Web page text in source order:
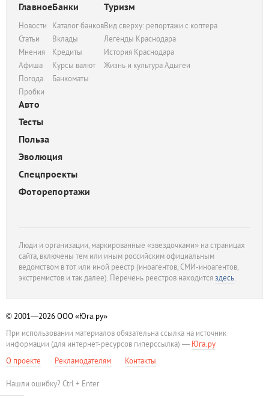
Главное
Новости
Статьи
Мнения
Афиша
Погода
Пробки
Банки
Каталог банков
Вклады
Кредиты
Курсы валют
Банкоматы
Туризм
Вид сверху: репортажи с коптера
Легенды Краснодара
История Краснодара
Жизнь и культура Адыгеи
Авто
Тесты
Польза
Эволюция
Спецпроекты
Фоторепортажи
Люди и организации, маркированные «звездочками» на страницах
сайта, включены тем или иным российским официальным
ведомством в тот или иной реестр (иноагентов, СМИ-иноагентов,
экстремистов и так далее). Перечень реестров находитсяздесь.
© 2001—2026ООО «Юга.ру»
При использовании материалов обязательна ссылка на источник
информации (для интернет-ресурсов гиперссылка) — Юга.ру
О проекте
Рекламодателям Контакты
Нашли ошибку? Ctrl + Enter